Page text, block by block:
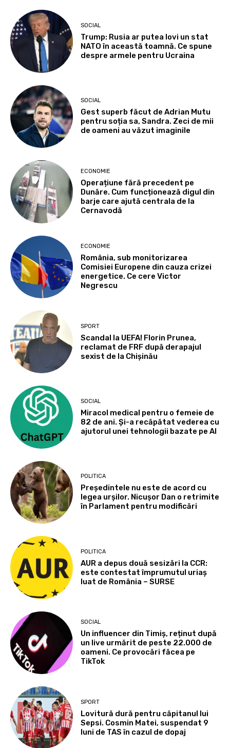
SOCIAL
Trump: Rusia ar putea lovi un stat
NATO în această toamnă. Ce spune
despre armele pentru Ucraina
SOCIAL
Gest superb făcut de Adrian Mutu
pentru soția sa, Sandra. Zeci de mii
de oameni au văzut imaginile
ECONOMIE
Operațiune fără precedent pe
Dunăre. Cum funcționează digul din
barje care ajută centrala de la
Cernavodă
ECONOMIE
România, sub monitorizarea
Comisiei Europene din cauza crizei
energetice. Ce cere Victor
Negrescu
SPORT
Scandal la UEFA! Florin Prunea,
reclamat de FRF după derapajul
sexist de la Chișinău
SOCIAL
Miracol medical pentru o femeie de
82 de ani. Și-a recăpătat vederea cu
ajutorul unei tehnologii bazate pe AI
POLITICA
Președintele nu este de acord cu
legea urșilor. Nicușor Dan o retrimite
în Parlament pentru modificări
POLITICA
AUR a depus două sesizări la CCR:
este contestat împrumutul uriaș
luat de România – SURSE
SOCIAL
Un influencer din Timiș, reținut după
un live urmărit de peste 22.000 de
oameni. Ce provocări făcea pe
TikTok
SPORT
Lovitură dură pentru căpitanul lui
Sepsi. Cosmin Matei, suspendat 9
luni de TAS în cazul de dopaj